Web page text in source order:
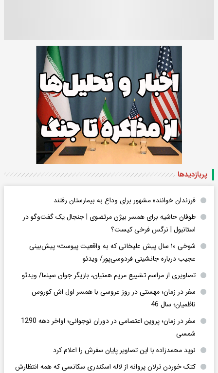
پربازدید‌ها
فرزندان خواننده مشهور برای وداع به بیمارستان رفتند
طوفان حاشیه برای همسر بیژن مرتضوی | جنجال یک گفت‌وگو در
استانبول | نرگس فرخی کیست؟
شوخی ۱۰ سال پیش علیخانی که به واقعیت پیوست؛ پیش‌بینی
عجیب درباره جانشینی فردوسی‌پور/ ویدئو
تصاویری از مراسم تشییع مریم همتیان، بازیگر جوان سینما/ ویدئو
سفر در زمان؛ مهستی در روز عروسی با همسر اول اش کوروس
ناظمیان؛ سال 46
سفر در زمان؛ پروین اعتصامی در دوران نوجوانی؛ اواخر دهه 1290
شمسی
نوید محمدزاده با این تصاویر پایان سفرش را اعلام کرد
کتک خوردن ترلان پروانه از لاله اسکندری سکانسی که همه انتظارش